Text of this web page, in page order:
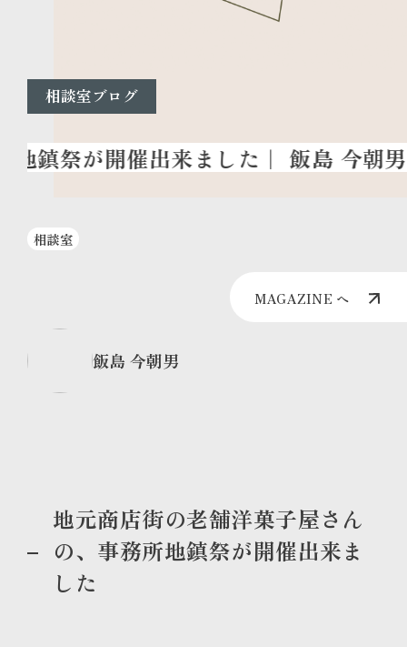
相談室ブログ
相談室
MAGAZINE へ
飯島 今朝男
地元商店街の老舗洋菓子屋さん
の、事務所地鎮祭が開催出来ま
した